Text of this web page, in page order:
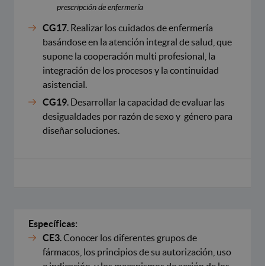
prescripción de enfermería
CG17 . Realizar los cuidados de enfermería
basándose en la atención integral de salud, que
supone la cooperación multi profesional, la
integración de los procesos y la continuidad
asistencial.
CG19 . Desarrollar la capacidad de evaluar las
desigualdades por razón de sexo y género para
diseñar soluciones.
Específicas:
CE3 . Conocer los diferentes grupos de
fármacos, los principios de su autorización, uso